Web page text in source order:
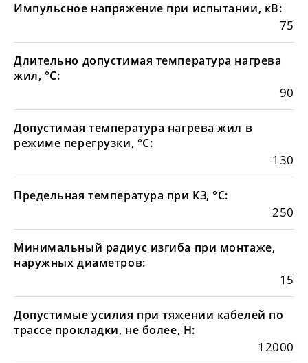
Импульсное напряжение при испытании, кВ:
75
Длительно допустимая температура нагрева
жил, °С:
90
Допустимая температура нагрева жил в
режиме перегрузки, °С:
130
Предельная температура при КЗ, °С:
250
Минимальный радиус изгиба при монтаже,
наружных диаметров:
15
Допустимые усилия при тяжении кабелей по
трассе прокладки, не более, Н:
12000